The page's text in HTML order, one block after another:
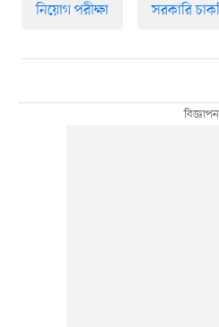
নিয়োগ পরীক্ষা সরকারি